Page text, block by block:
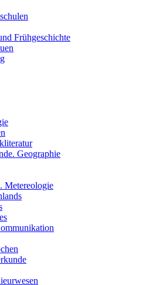
Frühgeschichte
Geographie
Metereologie